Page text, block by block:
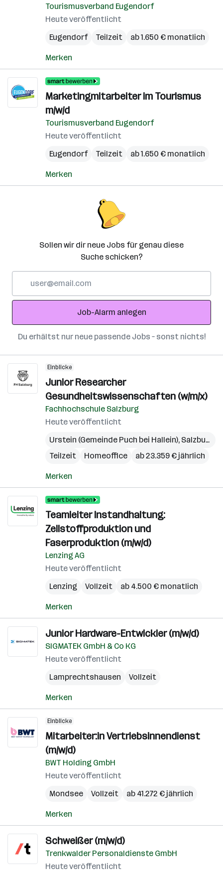
Tourismusverband Eugendorf
Heute veröffentlicht
Eugendorf
Teilzeit ab 1.650 € monatlich
Merken
Marketingmitarbeiter im Tourismus
m/w/d
Tourismusverband Eugendorf
Heute veröffentlicht
Eugendorf
Teilzeit ab 1.650 € monatlich
Merken
Sollen wir dir neue Jobs für genau diese
Suche schicken?
Adresse
Job-Alarm anlegen
Du erhältst nur neue passende Jobs – sonst nichts!
Einblicke
Junior Researcher
Gesundheitswissenschaften (w/m/x)
Fachhochschule Salzburg
Heute veröffentlicht
Urstein (Gemeinde Puch bei Hallein), Salzburg
Teilzeit
Homeoffice ab 23.359 € jährlich
Merken
Teamleiter Instandhaltung:
Zellstoffproduktion und
Faserproduktion (m/w/d)
Lenzing AG
Heute veröffentlicht
Lenzing
Vollzeit ab 4.500 € monatlich
Merken
Junior Hardware-Entwickler (m/w/d)
SIGMATEK GmbH & Co KG
Heute veröffentlicht
Lamprechtshausen
Vollzeit
Merken
Einblicke
Mitarbeiter:in Vertriebsinnendienst
(m/w/d)
BWT Holding GmbH
Heute veröffentlicht
Mondsee
Vollzeit ab 41.272 € jährlich
Merken
Schweißer (m/w/d)
Trenkwalder Personaldienste GmbH
Heute veröffentlicht